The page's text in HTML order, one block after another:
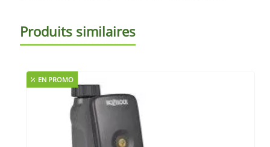
Produits similaires
EN PROMO